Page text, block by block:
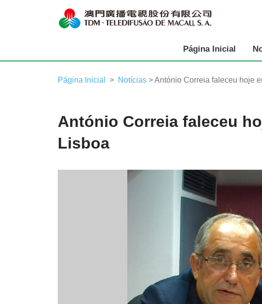
Página Inicial
Página Inicial Notícias > António Correia faleceu hoje
António Correia faleceu
Lisboa